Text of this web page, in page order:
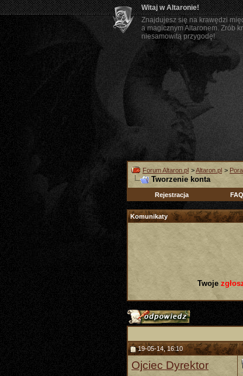
Witaj w Altaronie!
Znajdujesz się na krawędzi
a magicznym Altaronem. Zrób
niesamowitą przygodę!
Forum Altaron.pl >Altaron.pl >
Tworzenie konta
Rejestracja FAQ
Komunikaty
Twoje
19-05-14, 16:10
Ojciec Dyrektor